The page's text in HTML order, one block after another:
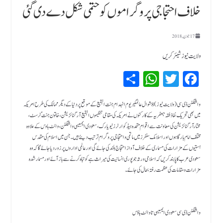
خلاف احتجاجی پروگراموں کو حتمی شکل دے دی گئی
17 جون, 2018
ولایت نیوز شیئر کریں
Fa
ce
bo
ok
T
wi
tte
r
W
hat
sA
pp
Sh
e
واشنگٹن ڈی سی(ولایت نیوز) 8شوال عالمگیر یوم انہدام جنت البقیع کے موقع پر دنیا کے دیگر ممالک کی طرح امریکہ
میں بھی تحریک نفاذ فقہ جعفریہ کے کارکنوں نے امریکہ کی مقامی تنظیموں البقیع آرگنائزیشن، خاتون جنتؑ ٹرسٹ ،
مختارآرگنائزیشن کی معاونت سے اقوام متحدہ ہیڈکوارٹرز نیویارک ، سعودی ایمبیسی واشنگٹن ، وائٹ ہاوس کے علاوہ
مختلف امام بارگاہوں اور اسلامک سنٹرز میں ماتمی و احتجاجی پروگرام ترتیب دیئے ہیں ۔جن میں اسلام کی مقدس
ہستیوں کے مزارات کی مسماری کے خلاف آوا ز احتجاج بلند کی جائے گی اور عالمی اداروں پر زور دیا جائے گا کہ وہ
سعودی عرب کا پابند کریں کہ اسلامی ورثہ جو پوری انسانیت کی میراث ہےکو تباہ کرنے سے باز آئے اور مسمار شدہ
مزارات و مقامات کی عظمت رفتہ بحال کی جائے ۔
واشنگٹن ڈی سی سعودی ایمبیسی تا وائٹ ہاؤس